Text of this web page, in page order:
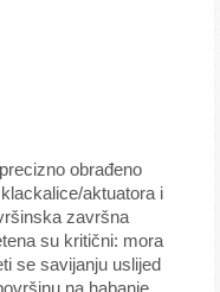
obrađeno
aktuatora i
završna
su kritični: mora
se savijanju uslijed
na habanje.